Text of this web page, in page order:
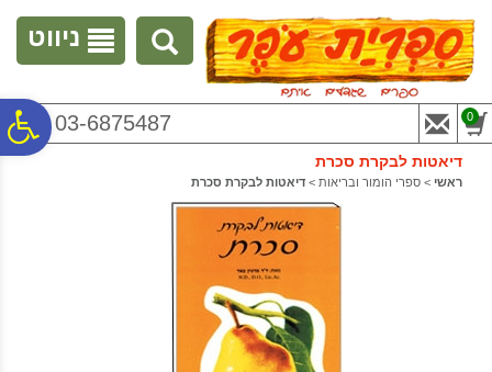
נגישות
אתר
המרכזי
ניווט
03-6875487 0
דיאטות לבקרת סכרת
ראשי > ספרי הומור ובריאות > דיאטות לבקרת סכרת